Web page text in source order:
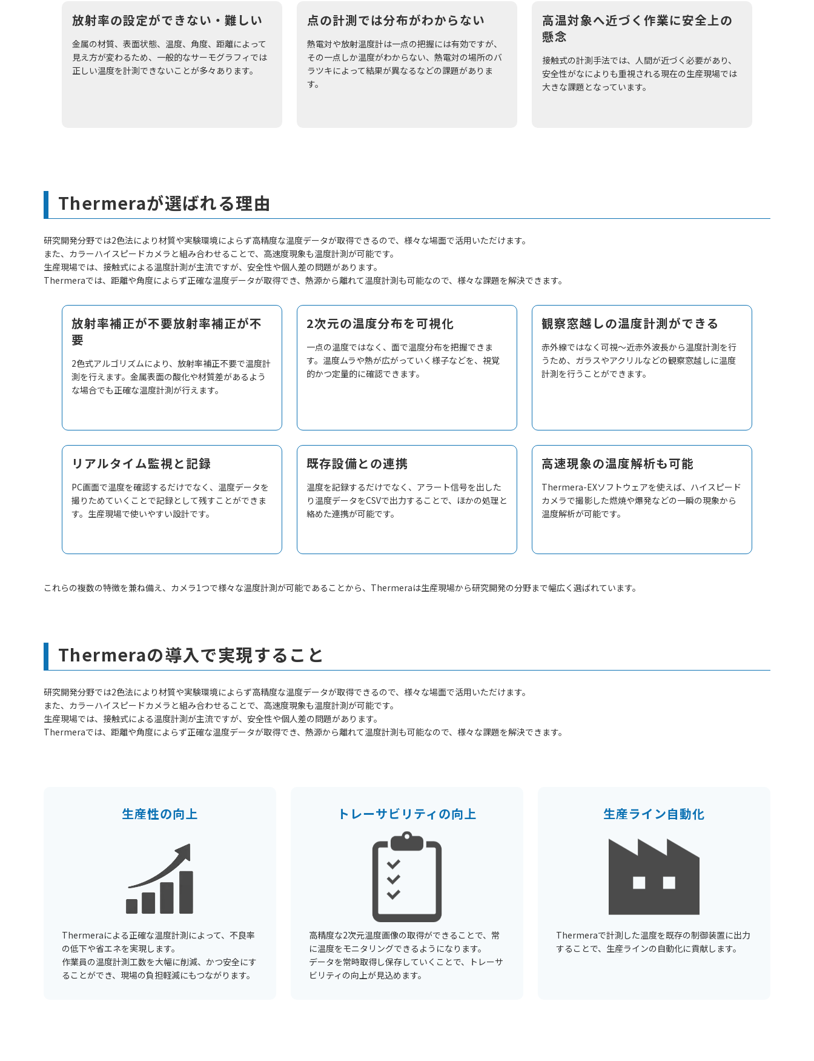
放射率の設定ができない・難しい
金属の材質、表面状態、温度、角度、距離によって
見え方が変わるため、一般的なサーモグラフィでは
正しい温度を計測できないことが多々あります。
点の計測では分布がわからない
熱電対や放射温度計は一点の把握には有効ですが、
その一点しか温度がわからない、熱電対の場所のバ
ラツキによって結果が異なるなどの課題がありま
す。
高温対象へ近づく作業に安全上の
懸念
接触式の計測手法では、人間が近づく必要があり、
安全性がなによりも重視される現在の生産現場では
大きな課題となっています。
Thermeraが選ばれる理由
研究開発分野では2色法により材質や実験環境によらず高精度な温度データが取得できるので、様々な場面で活用いただけます。
また、カラーハイスピードカメラと組み合わせることで、高速度現象も温度計測が可能です。
生産現場では、接触式による温度計測が主流ですが、安全性や個人差の問題があります。
Thermeraでは、距離や角度によらず正確な温度データが取得でき、熱源から離れて温度計測も可能なので、様々な課題を解決できます。
放射率補正が不要放射率補正が不
要
2色式アルゴリズムにより、放射率補正不要で温度計
測を行えます。金属表面の酸化や材質差があるよう
な場合でも正確な温度計測が行えます。
2次元の温度分布を可視化
一点の温度ではなく、面で温度分布を把握できま
す。温度ムラや熱が広がっていく様子などを、視覚
的かつ定量的に確認できます。
観察窓越しの温度計測ができる
赤外線ではなく可視～近赤外波長から温度計測を行
うため、ガラスやアクリルなどの観察窓越しに温度
計測を行うことができます。
リアルタイム監視と記録
PC画面で温度を確認するだけでなく、温度データを
撮りためていくことで記録として残すことができま
す。生産現場で使いやすい設計です。
既存設備との連携
温度を記録するだけでなく、アラート信号を出した
り温度データをCSVで出力することで、ほかの処理と
絡めた連携が可能です。
高速現象の温度解析も可能
Thermera-EXソフトウェアを使えば、ハイスピード
カメラで撮影した燃焼や爆発などの一瞬の現象から
温度解析が可能です。
これらの複数の特徴を兼ね備え、カメラ1つで様々な温度計測が可能であることから、Thermeraは生産現場から研究開発の分野まで幅広く選ばれています。
Thermeraの導入で実現すること
研究開発分野では2色法により材質や実験環境によらず高精度な温度データが取得できるので、様々な場面で活用いただけます。
また、カラーハイスピードカメラと組み合わせることで、高速度現象も温度計測が可能です。
生産現場では、接触式による温度計測が主流ですが、安全性や個人差の問題があります。
Thermeraでは、距離や角度によらず正確な温度データが取得でき、熱源から離れて温度計測も可能なので、様々な課題を解決できます。
生産性の向上
Thermeraによる正確な温度計測によって、不良率
の低下や省エネを実現します。
作業員の温度計測工数を大幅に削減、かつ安全にす
ることができ、現場の負担軽減にもつながります。
トレーサビリティの向上
高精度な2次元温度画像の取得ができることで、常
に温度をモニタリングできるようになります。
データを常時取得し保存していくことで、トレーサ
ビリティの向上が見込めます。
生産ライン自動化
Thermeraで計測した温度を既存の制御装置に出力
することで、生産ラインの自動化に貢献します。